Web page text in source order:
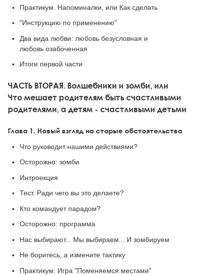
Практикум. Напоминалки, или Как сделать
"Инструкцию по применению"
Два вида любви: любовь безусловная и
любовь озабоченная
Итоги первой части
ЧАСТЬ ВТОРАЯ. Волшебники и зомби, или
Что мешает родителям быть счастливыми
родителями, а детям - счастливыми детьми
Глава 1. Новый взгляд на старые обстоятельства
Что руководит нашими действиями?
Осторожно: зомби
Интроекция
Тест. Ради чего вы это делаете?
Кто командует парадом?
Осторожно: программа
Нас выбирают... Мы выбираем... И зомбируем
Не боритесь, а измените тактику
Практикум. Игра "Поменяемся местами"